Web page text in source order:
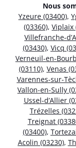
Nous
Yzeure (03400),
(03360), Viplaix
Villefranche-
(03430), Vicq
Verneuil-en-
(03110), Venas
Varennes-sur-
Vallon-en-Sully
Ussel-d’Allier
Trézelles
Treignat
(03400),
Acolin (03230),